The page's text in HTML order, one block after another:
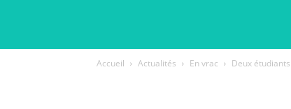
Accueil Actualités En vrac Deux